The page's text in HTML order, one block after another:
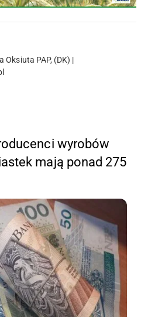
Oksiuta PAP, (DK) |
wyrobów
mają ponad 275